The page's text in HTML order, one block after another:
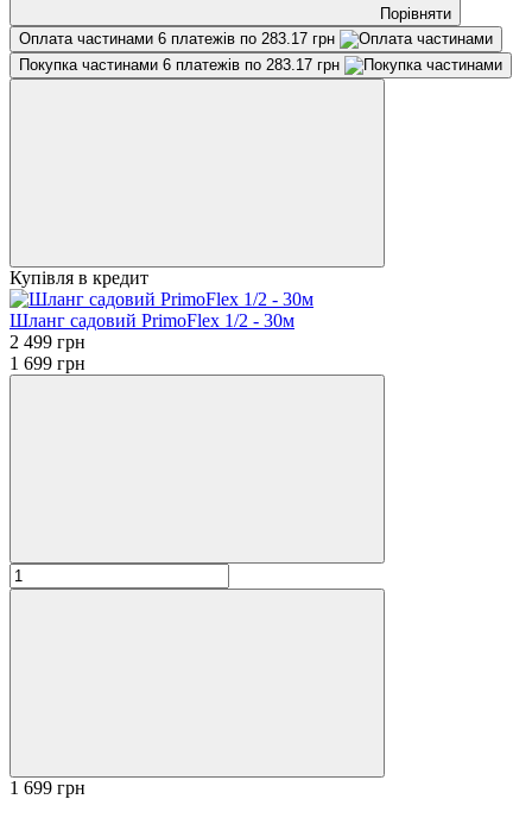
Порівняти
Оплата частинами 6 платежів по 283.17 грн
Покупка частинами 6 платежів по 283.17 грн
Купівля в кредит
Шланг садовий PrimoFlex 1/2 - 30м
2 499 грн
1 699 грн
1 699 грн